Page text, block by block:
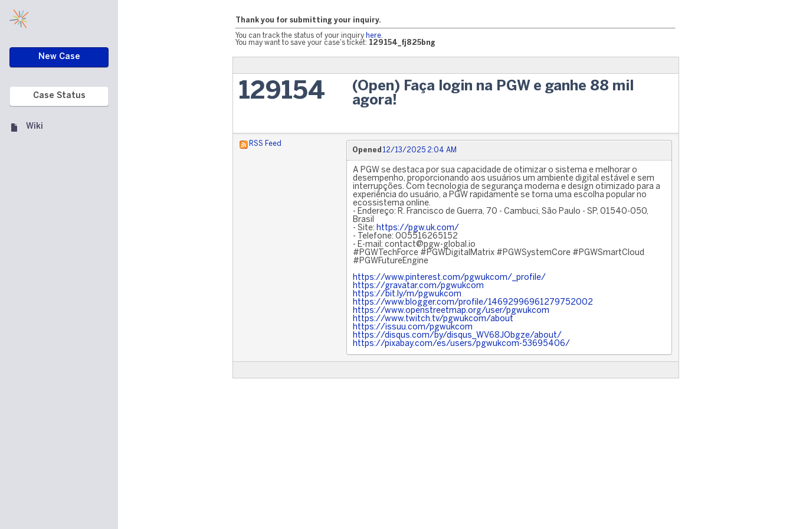
New Case
Case Status
Wiki
Thank you for submitting your inquiry.
You can track the status of your inquiry here
You may want to save your case's ticket: 129154_fj825bng
129154
(Open) Faça login na PGW e ganhe 88 mil
agora!
RSS Feed
Opened
12/13/2025 2:04 AM
A PGW se destaca por sua capacidade de otimizar o sistema e melhorar o
desempenho, proporcionando aos usuários um ambiente digital estável e sem
interrupções. Com tecnologia de segurança moderna e design otimizado para a
experiência do usuário, a PGW rapidamente se torna uma escolha popular no
ecossistema online.
- Endereço: R. Francisco de Guerra, 70 - Cambuci, São Paulo - SP, 01540-050,
Brasil
- Site: https://pgw.uk.com/
- Telefone: 005516265152
- E-mail: contact@pgw-global.io
#PGWTechForce #PGWDigitalMatrix #PGWSystemCore #PGWSmartCloud
#PGWFutureEngine
https://www.pinterest.com/pgwukcom/_profile/
https://gravatar.com/pgwukcom
https://bit.ly/m/pgwukcom
https://www.blogger.com/profile/14692996961279752002
https://www.openstreetmap.org/user/pgwukcom
https://www.twitch.tv/pgwukcom/about
https://issuu.com/pgwukcom
https://disqus.com/by/disqus_WV68JObgze/about/
https://pixabay.com/es/users/pgwukcom-53695406/